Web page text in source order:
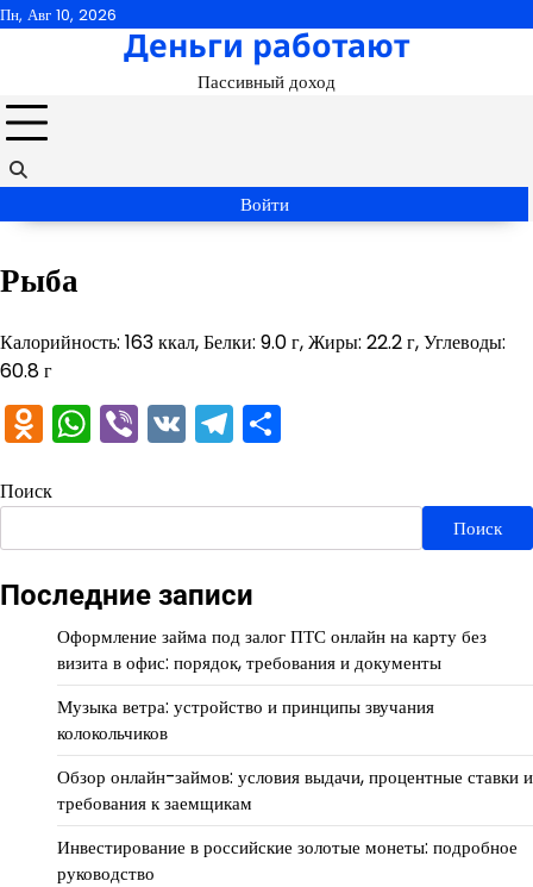
Перейти
Пн, Авг 10, 2026
Деньги работают
Пассивный доход
Войти
Рыба
Калорийность: 163 ккал, Белки: 9.0 г, Жиры: 22.2 г, Углеводы:
60.8 г
Odnoklassniki
WhatsApp
Viber
VKTelegram
Поиск
Поиск
Последние записи
Оформление займа под залог ПТС онлайн на карту без
визита в офис: порядок, требования и документы
Музыка ветра: устройство и принципы звучания
колокольчиков
Обзор онлайн-займов: условия выдачи, процентные ставки и
требования к заемщикам
Инвестирование в российские золотые монеты: подробное
руководство